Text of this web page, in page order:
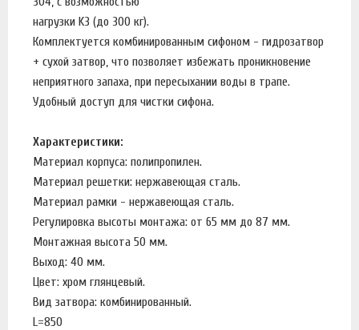
нагрузки K3 (до 300 кг).
Комплектуется комбинированным сифоном - гидрозатвор
+ сухой затвор, что позволяет избежать проникновение
неприятного запаха, при пересыхании воды в трапе.
Удобный доступ для чистки сифона.
Характеристики:
Материал корпуса: полипропилен.
Материал решетки: нержавеющая сталь.
Материал рамки - нержавеющая сталь.
Регулировка высоты монтажа: от 65 мм до 87 мм.
Монтажная высота 50 мм.
Выход: 40 мм.
Цвет: хром глянцевый.
Вид затвора: комбинированный.
L=850